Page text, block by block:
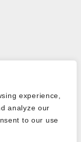
experience,
analyze our
to our use